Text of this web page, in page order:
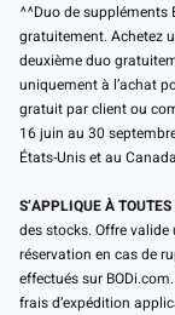
^^Duo de suppléments
gratuitement. Achetez
deuxième duo
uniquement à l’achat
gratuit par client ou
16 juin au 30
États-Unis et au
S’APPLIQUE À
des stocks. Offre
réservation en cas de
effectués sur
frais d’expédition